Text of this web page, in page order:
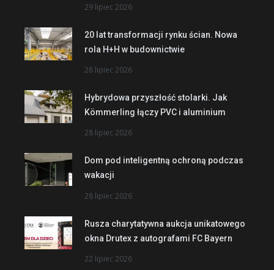
29 lipiec 2026
20 lat transformacji rynku ścian. Nowa
rola H+H w budownictwie
28 lipiec 2026
Hybrydowa przyszłość stolarki. Jak
Kömmerling łączy PVC i aluminium
28 lipiec 2026
Dom pod inteligentną ochroną podczas
wakacji
28 lipiec 2026
Rusza charytatywna aukcja unikatowego
okna Drutex z autografami FC Bayern
22 lipiec 2026